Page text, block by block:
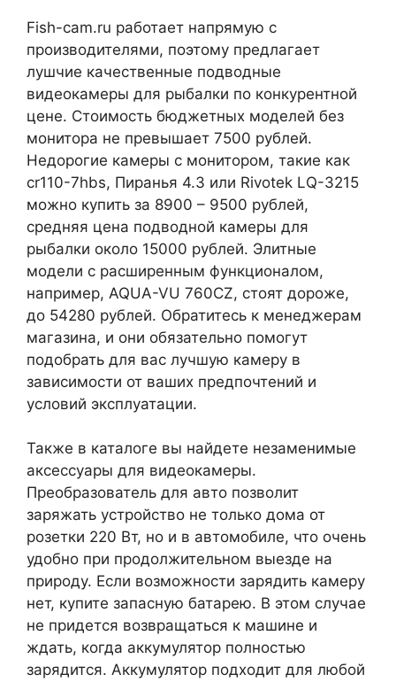
Fish-cam.ru работает напрямую с
производителями, поэтому предлагает
лушчие качественные подводные
видеокамеры для рыбалки по конкурентной
цене. Стоимость бюджетных моделей без
монитора не превышает 7500 рублей.
Недорогие камеры с монитором, такие как
cr110-7hbs, Пиранья 4.3 или Rivotek LQ-3215
можно купить за 8900 – 9500 рублей,
средняя цена подводной камеры для
рыбалки около 15000 рублей. Элитные
модели с расширенным функционалом,
например, AQUA-VU 760СZ, стоят дороже,
до 54280 рублей. Обратитесь к менеджерам
магазина, и они обязательно помогут
подобрать для вас лучшую камеру в
зависимости от ваших предпочтений и
условий эксплуатации.
Также в каталоге вы найдете незаменимые
аксессуары для видеокамеры.
Преобразователь для авто позволит
заряжать устройство не только дома от
розетки 220 Вт, но и в автомобиле, что очень
удобно при продолжительном выезде на
природу. Если возможности зарядить камеру
нет, купите запасную батарею. В этом случае
не придется возвращаться к машине и
ждать, когда аккумулятор полностью
зарядится. Аккумулятор подходит для любой